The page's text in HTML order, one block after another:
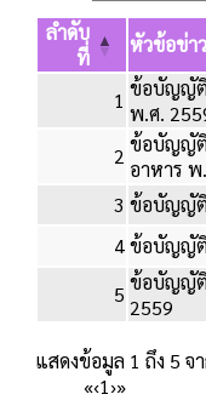
ลำดับ
ที่
หัวข้อข่าว
1 ข้อบัญญัติ
พ.ศ.
2 ข้อบัญญัติ
อาหาร
3 ข้อบัญญัติ
4ข้อบัญญัติ
5 ข้อบัญญัติ
2559
แสดงข้อมูล 1 ถึง 5 จ
«‹1›»